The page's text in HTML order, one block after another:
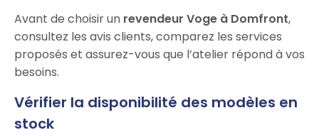
Avant de choisir un revendeur Voge à Domfront,
consultez les avis clients, comparez les services
proposés et assurez-vous que l’atelier répond à vos
besoins.
Vérifier la disponibilité des modèles en
stock